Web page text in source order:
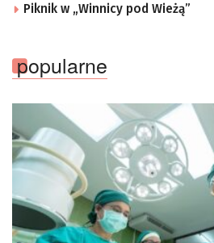
Piknik w „Winnicy pod Wieżą”
popularne